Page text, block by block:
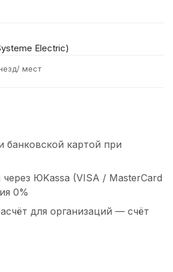
Electric)
мест
банковской картой при
ЮKassa (VISA / MasterCard
0%
для организаций — счёт